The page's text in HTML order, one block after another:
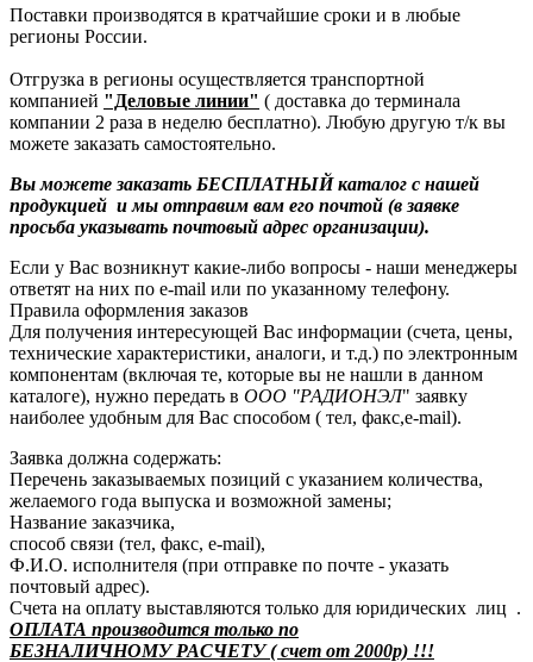
Поставки производятся в кратчайшие сроки и в любые
регионы России.
Отгрузка в регионы осуществляется транспортной
компанией "Деловые линии" ( доставка до терминала
компании 2 раза в неделю бесплатно). Любую другую т/к вы
можете заказать самостоятельно.
Вы можете заказать БЕСПЛАТНЫЙ каталог с нашей
продукцией и мы отправим вам его почтой (в заявке
просьба указывать почтовый адрес организации).
Если у Вас возникнут какие-либо вопросы - наши менеджеры
ответят на них по e-mail или по указанному телефону.
Правила оформления заказов
Для получения интересующей Вас информации (счета, цены,
технические характеристики, аналоги, и т.д.) по электронным
компонентам (включая те, которые вы не нашли в данном
каталоге), нужно передать в ООО "РАДИОНЭЛ" заявку
наиболее удобным для Вас способом ( тел, факс,e-mail).
Заявка должна содержать:
Перечень заказываемых позиций с указанием количества,
желаемого года выпуска и возможной замены;
Название заказчика,
способ связи (тел, факс, e-mail),
Ф.И.О. исполнителя (при отправке по почте - указать
почтовый адрес).
Счета на оплату выставляются только для юридических лиц .
ОПЛАТА производится только по
БЕЗНАЛИЧНОМУ РАСЧЕТУ ( счет от 2000р) !!!